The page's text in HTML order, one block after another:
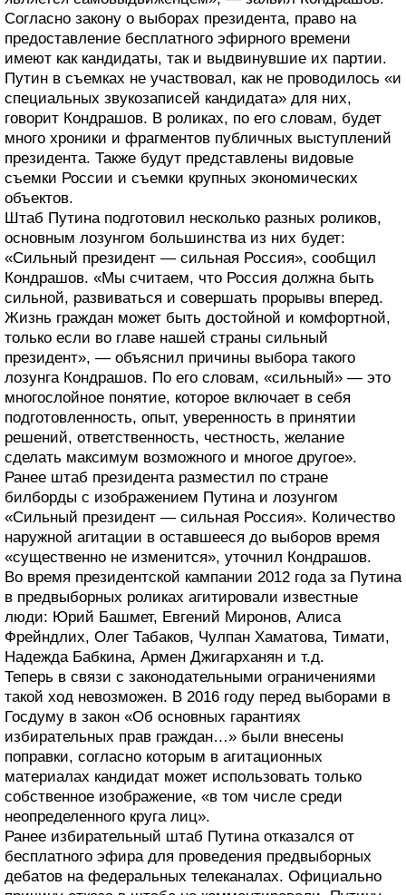
Согласно закону о выборах президента, право на
предоставление бесплатного эфирного времени
имеют как кандидаты, так и выдвинувшие их партии.
Путин в съемках не участвовал, как не проводилось «и
специальных звукозаписей кандидата» для них,
говорит Кондрашов. В роликах, по его словам, будет
много хроники и фрагментов публичных выступлений
президента. Также будут представлены видовые
съемки России и съемки крупных экономических
объектов.
Штаб Путина подготовил несколько разных роликов,
основным лозунгом большинства из них будет:
«Сильный президент — сильная Россия», сообщил
Кондрашов. «Мы считаем, что Россия должна быть
сильной, развиваться и совершать прорывы вперед.
Жизнь граждан может быть достойной и комфортной,
только если во главе нашей страны сильный
президент», — объяснил причины выбора такого
лозунга Кондрашов. По его словам, «сильный» — это
многослойное понятие, которое включает в себя
подготовленность, опыт, уверенность в принятии
решений, ответственность, честность, желание
сделать максимум возможного и многое другое».
Ранее штаб президента разместил по стране
билборды с изображением Путина и лозунгом
«Сильный президент — сильная Россия». Количество
наружной агитации в оставшееся до выборов время
«существенно не изменится», уточнил Кондрашов.
Во время президентской кампании 2012 года за Путина
в предвыборных роликах агитировали известные
люди: Юрий Башмет, Евгений Миронов, Алиса
Фрейндлих, Олег Табаков, Чулпан Хаматова, Тимати,
Надежда Бабкина, Армен Джигарханян и т.д.
Теперь в связи с законодательными ограничениями
такой ход невозможен. В 2016 году перед выборами в
Госдуму в закон «Об основных гарантиях
избирательных прав граждан…» были внесены
поправки, согласно которым в агитационных
материалах кандидат может использовать только
собственное изображение, «в том числе среди
неопределенного круга лиц».
Ранее избирательный штаб Путина отказался от
бесплатного эфира для проведения предвыборных
дебатов на федеральных телеканалах. Официально